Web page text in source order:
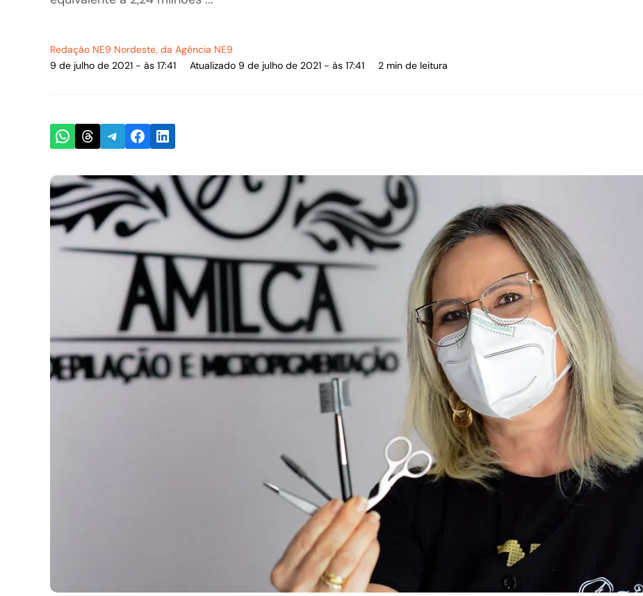
Redação NE9 Nordeste, da Agência NE9
9 de julho de 2021 - às 17:41
Atualizado 9 de julho de 2021 - às 17:41 2 min de leitura
Share on WhatsApp
Share on Threads
Share on Telegram
Share on Facebook
Share on LinkedIn